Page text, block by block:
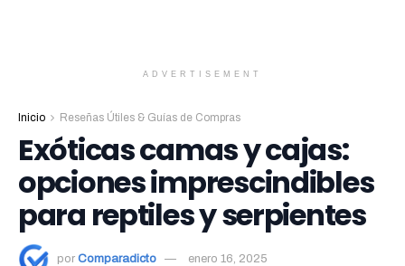
ADVERTISEMENT
Inicio Reseñas Útiles & Guías de Compras
Exóticas camas y cajas:
opciones imprescindibles
para reptiles y serpientes
por Comparadicto enero 16, 2025